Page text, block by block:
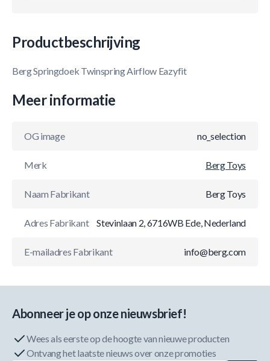
Productbeschrijving
Berg Springdoek Twinspring Airflow Eazyfit
Meer informatie
OG image no_selection
Merk Berg Toys
Naam Fabrikant Berg Toys
Adres Fabrikant Stevinlaan 2, 6716WB Ede, Nederland
E-mailadres Fabrikant info@berg.com
Abonneer je op onze nieuwsbrief!
Wees als eerste op de hoogte van nieuwe producten
Ontvang het laatste nieuws over onze promoties